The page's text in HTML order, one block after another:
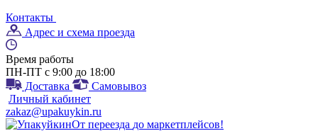
Контакты
Адрес и схема проезда
Время работы
ПН-ПТ с 9:00 до 18:00
Доставка
Самовывоз
Личный кабинет
zakaz@upakuykin.ru
От переезда до маркетплейсов!